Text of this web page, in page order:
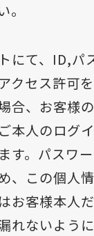
。
にて、ID,パ
クセス許可
合、お客様
本人のログ
す。パスワ
、この個人
お客様本人
れないよう